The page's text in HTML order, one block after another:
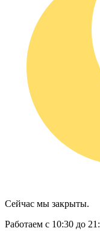
Сейчас мы закрыты.
Работаем с 10:30 до